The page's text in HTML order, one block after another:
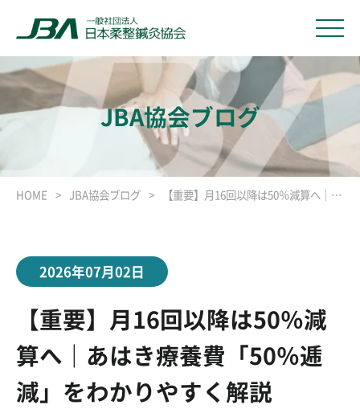
JBA協会ブログ
HOME JBA協会ブログ 【重要】月16回以降は50％減算へ｜あはき療養費「50％逓減」をわかりやすく解説
2026年07月02日
【重要】月16回以降は50％減
算へ｜あはき療養費「50％逓
減」をわかりやすく解説